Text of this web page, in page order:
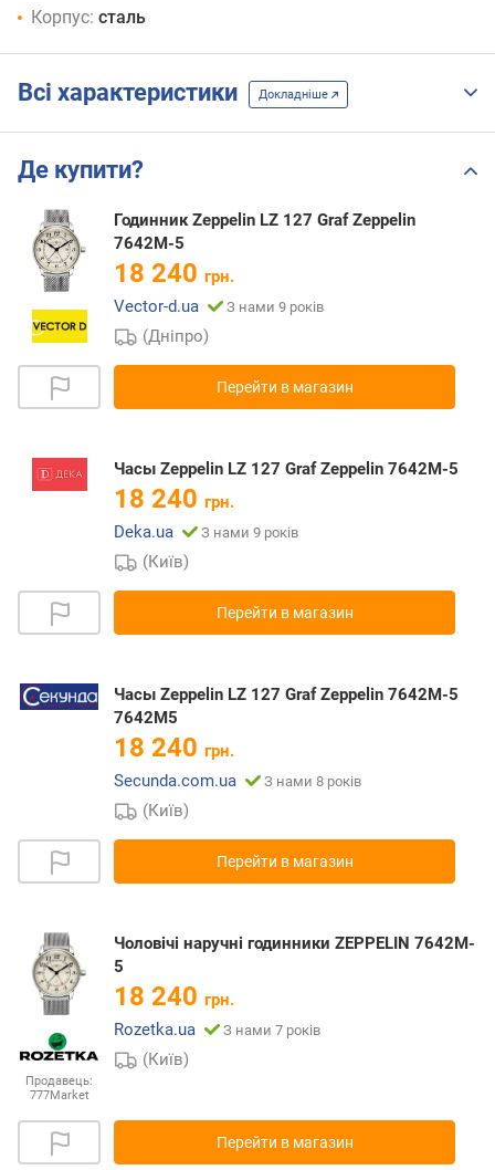
Корпус: сталь
Всі характеристики Докладніше
Де купити?
Годинник Zeppelin LZ 127 Graf Zeppelin
7642M-5
18 240 грн.
Vector-d.ua
З нами 9 років
(Дніпро)
Перейти в магазин
Часы Zeppelin LZ 127 Graf Zeppelin 7642M-5
18 240 грн.
Deka.ua
З нами 9 років
(Київ)
Перейти в магазин
Часы Zeppelin LZ 127 Graf Zeppelin 7642M-5
7642M5
18 240 грн.
Secunda.com.ua
З нами 8 років
(Київ)
Перейти в магазин
Продавець:
777Market
Чоловічі наручні годинники ZEPPELIN 7642M-
5
18 240 грн.
Rozetka.ua
З нами 7 років
(Київ)
Перейти в магазин